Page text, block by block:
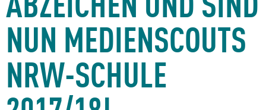
NUN MEDIENSCOUTS
NRW-SCHULE